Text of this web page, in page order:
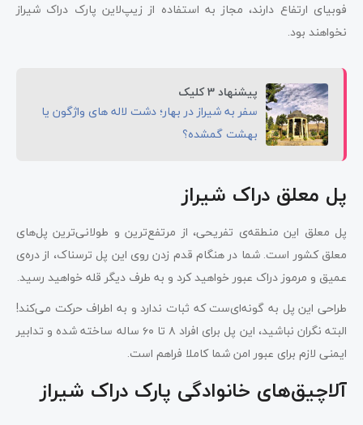
فوبیای ارتفاع دارند، مجاز به استفاده از زیپ‌لاین پارک دراک شیراز
نخواهند بود.
پیشنهاد 3 کلیک
سفر به شیراز در بهار؛ دشت لاله های واژگون یا
بهشت گمشده؟
پل معلق دراک شیراز
پل معلق این منطقه‌ی تفریحی، از مرتفع‌ترین و طولانی‌ترین پل‌های
معلق کشور است. شما در هنگام قدم زدن روی این پل ترسناک، از دره‌ی
عمیق و مرموز دراک عبور خواهید کرد و به طرف دیگر قله خواهید رسید.
طراحی این پل به گونه‌ای‌ست که ثبات ندارد و به اطراف حرکت می‌کند!
البته نگران نباشید، این پل برای افراد ۸ تا ۶۰ ساله ساخته شده و تدابیر
ایمنی لازم برای عبور امن شما کاملا فراهم است.
آلاچیق‌های خانوادگی پارک دراک شیراز